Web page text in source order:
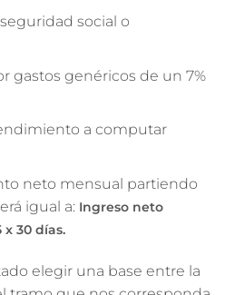
social o
gastos genéricos de un 7%
a computar
neto mensual partiendo
igual a: Ingreso neto
30 días.
elegir una base entre la